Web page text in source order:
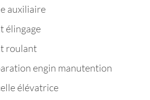
auxiliaire
élingage
roulant
engin manutention
élévatrice